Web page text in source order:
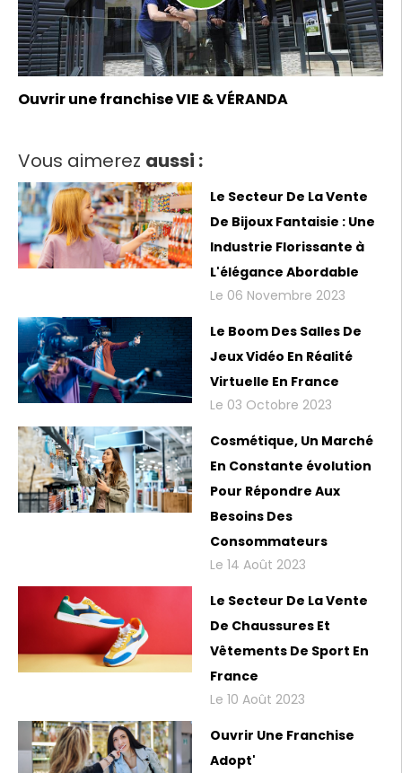
Ouvrir une franchise VIE & VÉRANDA
Vous aimerez aussi :
Le Secteur De La Vente
De Bijoux Fantaisie : Une
Industrie Florissante à
L'élégance Abordable
Le 06 Novembre 2023
Le Boom Des Salles De
Jeux Vidéo En Réalité
Virtuelle En France
Le 03 Octobre 2023
Cosmétique, Un Marché
En Constante évolution
Pour Répondre Aux
Besoins Des
Consommateurs
Le 14 Août 2023
Le Secteur De La Vente
De Chaussures Et
Vêtements De Sport En
France
Le 10 Août 2023
Ouvrir Une Franchise
Adopt'